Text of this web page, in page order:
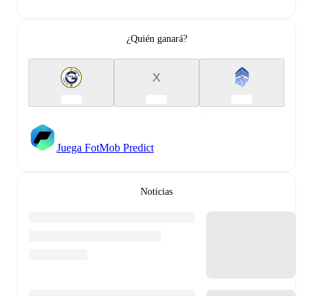
¿Quién ganará?
X
Juega FotMob Predict
Noticias